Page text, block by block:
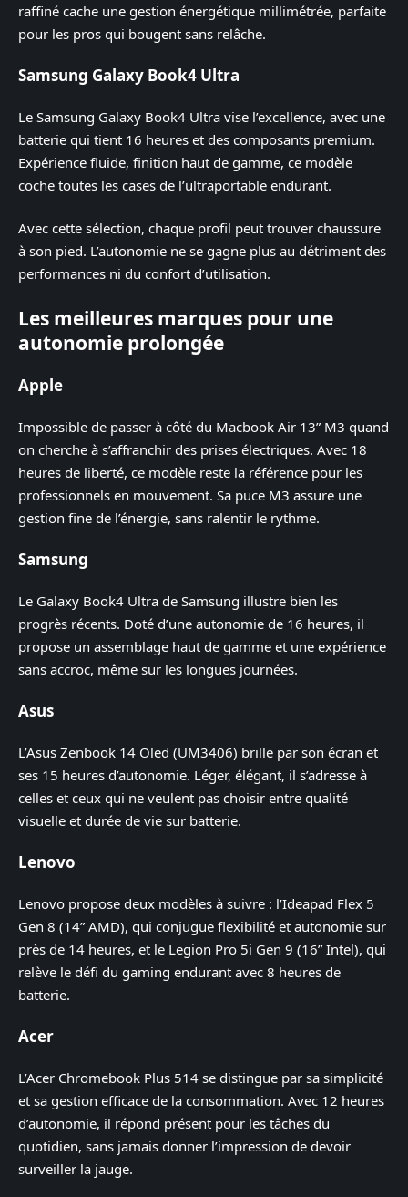
raffiné cache une gestion énergétique millimétrée, parfaite
pour les pros qui bougent sans relâche.
Samsung Galaxy Book4 Ultra
Le Samsung Galaxy Book4 Ultra vise l’excellence, avec une
batterie qui tient 16 heures et des composants premium.
Expérience fluide, finition haut de gamme, ce modèle
coche toutes les cases de l’ultraportable endurant.
Avec cette sélection, chaque profil peut trouver chaussure
à son pied. L’autonomie ne se gagne plus au détriment des
performances ni du confort d’utilisation.
Les meilleures marques pour une
autonomie prolongée
Apple
Impossible de passer à côté du Macbook Air 13” M3 quand
on cherche à s’affranchir des prises électriques. Avec 18
heures de liberté, ce modèle reste la référence pour les
professionnels en mouvement. Sa puce M3 assure une
gestion fine de l’énergie, sans ralentir le rythme.
Samsung
Le Galaxy Book4 Ultra de Samsung illustre bien les
progrès récents. Doté d’une autonomie de 16 heures, il
propose un assemblage haut de gamme et une expérience
sans accroc, même sur les longues journées.
Asus
L’Asus Zenbook 14 Oled (UM3406) brille par son écran et
ses 15 heures d’autonomie. Léger, élégant, il s’adresse à
celles et ceux qui ne veulent pas choisir entre qualité
visuelle et durée de vie sur batterie.
Lenovo
Lenovo propose deux modèles à suivre : l’Ideapad Flex 5
Gen 8 (14” AMD), qui conjugue flexibilité et autonomie sur
près de 14 heures, et le Legion Pro 5i Gen 9 (16” Intel), qui
relève le défi du gaming endurant avec 8 heures de
batterie.
Acer
L’Acer Chromebook Plus 514 se distingue par sa simplicité
et sa gestion efficace de la consommation. Avec 12 heures
d’autonomie, il répond présent pour les tâches du
quotidien, sans jamais donner l’impression de devoir
surveiller la jauge.